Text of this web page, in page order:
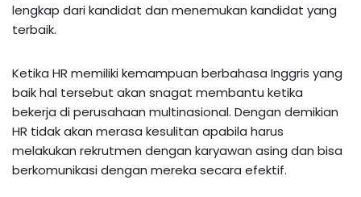
lengkap dari kandidat dan menemukan kandidat yang
terbaik.
Ketika HR memiliki kemampuan berbahasa Inggris yang
baik hal tersebut akan snagat membantu ketika
bekerja di perusahaan multinasional. Dengan demikian
HR tidak akan merasa kesulitan apabila harus
melakukan rekrutmen dengan karyawan asing dan bisa
berkomunikasi dengan mereka secara efektif.